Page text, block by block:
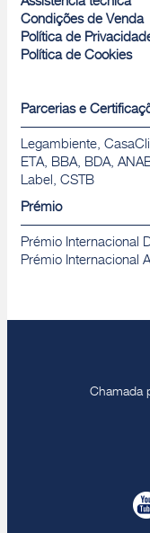
Condições de Venda
Política de
Política de Cookies
Parcerias e
Legambiente,
ETA, BBA, BDA,
Label, CSTB
Prémio
Prémio Internacional
Prémio Internacional
Chamada